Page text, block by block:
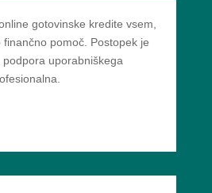
gotovinske kredite vsem,
pomoč. Postopek je
uporabniškega